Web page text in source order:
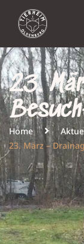
23.
Home
23. März –